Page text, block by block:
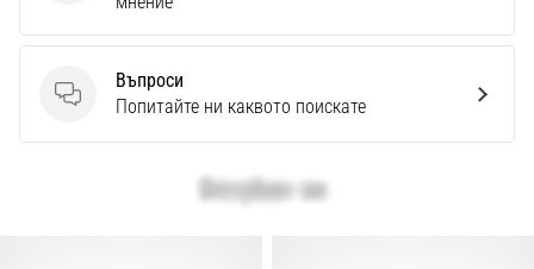
Въпроси
Въпроси
Попитайте ни каквото поискате